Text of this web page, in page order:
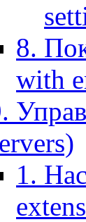
8.
with
1.